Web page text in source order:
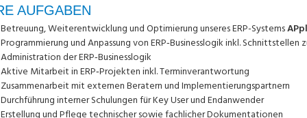
AUFGABEN
Betreuung, Weiterentwicklung und Optimierung unseres ERP-Systems
Programmierung und Anpassung von ERP‑Businesslogik inkl. Schnittstellen
Administration der ERP‑Businesslogik
Aktive Mitarbeit in ERP‑Projekten inkl. Terminverantwortung
Zusammenarbeit mit externen Beratern und Implementierungspartnern
Durchführung interner Schulungen für Key User und Endanwender
Erstellung und Pflege technischer sowie fachlicher Dokumentationen